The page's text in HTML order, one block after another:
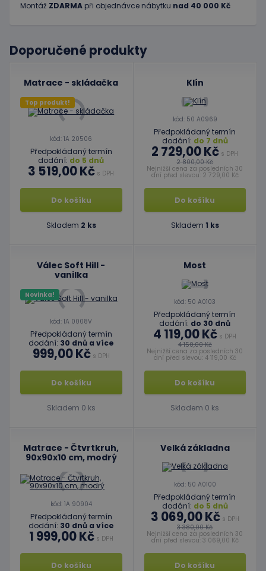
Montáž ZDARMA při objednávce nábytku nad 40 000 Kč
Doporučené produkty
Matrace - skládačka
Top produkt!
kód: 1A 20506
Předpokládaný termín
dodání: do 5 dnů
3 519,00 Kč s DPH
Do košíku
Skladem 2 ks
Klín
kód: 50 A0969
Předpokládaný termín
dodání: do 7 dnů
2 729,00 Kč s DPH
2 800,00 Kč
Nejnižší cena za posledních 30
dní před slevou: 2 729,00 Kč
Do košíku
Skladem 1 ks
Válec Soft Hill -
vanilka
Novinka!
kód: 1A 0008V
Předpokládaný termín
dodání: 30 dnů a více
999,00 Kčs DPH
Do košíku
Skladem 0 ks
Most
kód: 50 A0103
Předpokládaný termín
dodání: do 30 dnů
4 119,00 Kč s DPH
4 150,00 Kč
Nejnižší cena za posledních 30
dní před slevou: 4 119,00 Kč
Do košíku
Skladem 0 ks
Matrace - Čtvrtkruh,
90x90x10 cm, modrý
kód: 1A 90904
Předpokládaný termín
dodání: 30 dnů a více
1 999,00 Kčs DPH
Do košíku
Velká základna
kód: 50 A0100
Předpokládaný termín
dodání: do 5 dnů
3 069,00 Kčs DPH
3 380,00 Kč
Nejnižší cena za posledních 30
dní před slevou: 3 069,00 Kč
Do košíku